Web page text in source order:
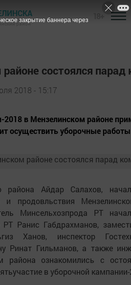
район
состоялся парад
2018 - 15:17
в Мензелинском районе
осуществить уборочные
района Айдар Салахов,
и продовльствия
Минсельхозпрода РТ
РТ Ранис Габдрахманов,
Ханов, инспектор
Ринат Гильманов, а также
района ознакомились с
в уборочной
закрытие баннера через